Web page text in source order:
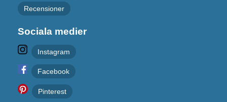
Recensioner
Sociala medier
Instagram
Facebook
Pinterest